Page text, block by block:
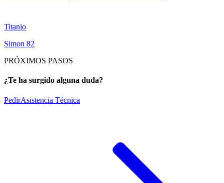
Titanio
Simon 82
PRÓXIMOS PASOS
¿Te ha surgido alguna duda?
PedirAsistencia Técnica